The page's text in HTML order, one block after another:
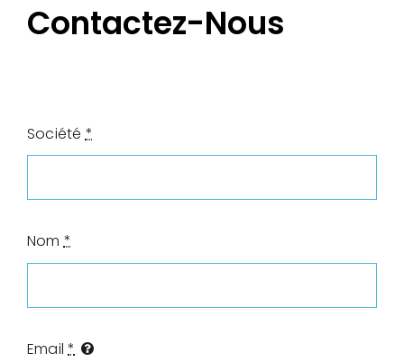
Contactez-Nous
Société*
Nom*
Email*